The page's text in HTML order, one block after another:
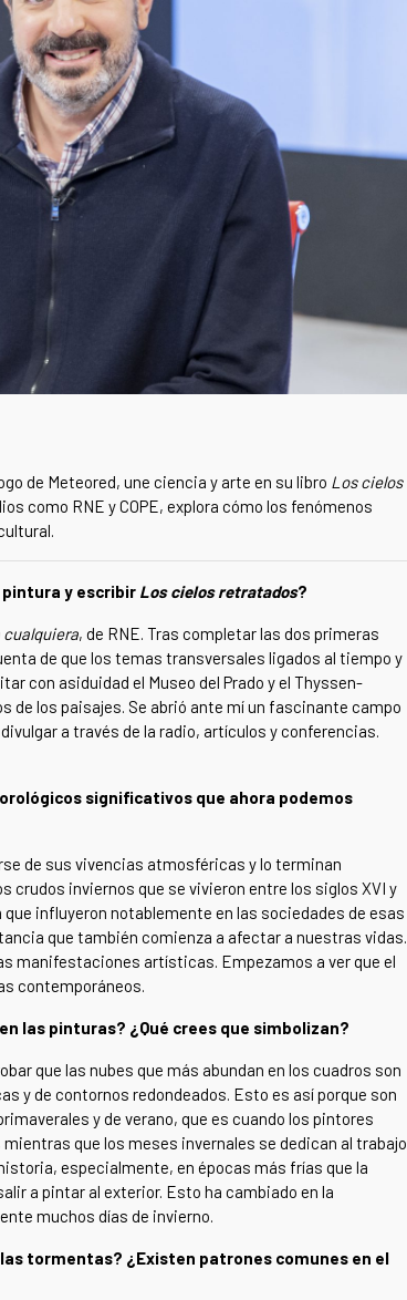
de Meteored, une ciencia y arte en su libro Los cielos
como RNE y COPE, explora cómo los fenómenos
y escribir Los cielos retratados?
cualquiera, de RNE. Tras completar las dos primeras
de que los temas transversales ligados al tiempo y
con asiduidad el Museo del Prado y el Thyssen-
de los paisajes. Se abrió ante mí un fascinante campo
a través de la radio, artículos y conferencias.
significativos que ahora podemos
de sus vivencias atmosféricas y lo terminan
crudos inviernos que se vivieron entre los siglos XVI y
influyeron notablemente en las sociedades de esas
que también comienza a afectar a nuestras vidas.
manifestaciones artísticas. Empezamos a ver que el
contemporáneos.
las pinturas? ¿Qué crees que simbolizan?
que las nubes que más abundan en los cuadros son
y de contornos redondeados. Esto es así porque son
y de verano, que es cuando los pintores
que los meses invernales se dedican al trabajo
especialmente, en épocas más frías que la
a pintar al exterior. Esto ha cambiado en la
muchos días de invierno.
tormentas? ¿Existen patrones comunes en el